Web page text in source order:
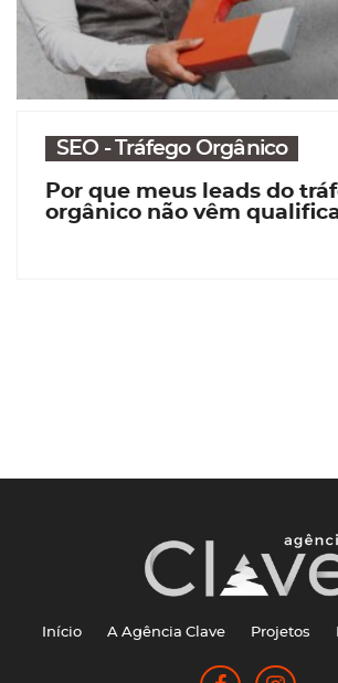
SEO - Tráfego Orgânico
Por que meus leads do
orgânico não vêm
Início A Agência Clave Projetos